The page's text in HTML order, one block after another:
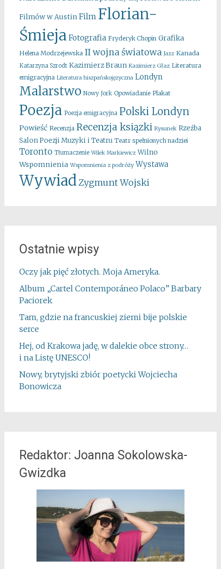
Filmów w Austin Film Florian-
Śmieja Fotografia Fryderyk Chopin Grafika
Helena Modrzejewska II wojna światowa Jazz Kanada
Katarzyna Szrodt Kazimierz Braun Kazimierz Głaz Literatura
emigracyjna Literatura hiszpańskojęzyczna Londyn
Malarstwo Nowy Jork Opowiadanie Plakat
Poezja Poezja emigracyjna Polski Londyn
Powieść Recenzja Recenzja ksiązki Rysunek Rzeźba
Salon Poezji Muzyki i Teatru Teatr spełnionych nadziei
Toronto Tłumaczenie Wilek Markiewicz Wilno
Wspomnienia Wspomnienia z podróży Wystawa
WywiadZygmunt Wojski
Ostatnie wpisy
Oczy jak pięć złotych. Moja Ameryka.
Album „Cartel Contemporáneo Polaco” Barbary
Paciorek
Tam, gdzie na francuskiej ziemi bije polskie
serce
Hej, od Krakowa jadę, w dalekie obce strony…
i na Listę UNESCO!
Nowy, brytyjski zbiór poetycki Wojciecha
Bonowicza
Redaktor: Joanna Sokolowska-
Gwizdka